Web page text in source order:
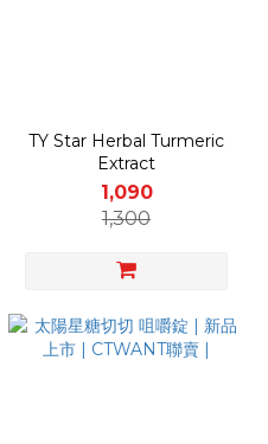
TY Star Herbal Turmeric
Extract
1,090
1,300